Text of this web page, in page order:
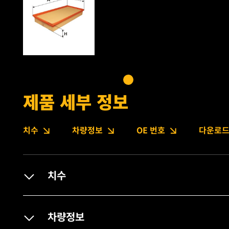
제품 세부 정보
치수 차량정보 OE 번호 다운로드
치수
차량정보